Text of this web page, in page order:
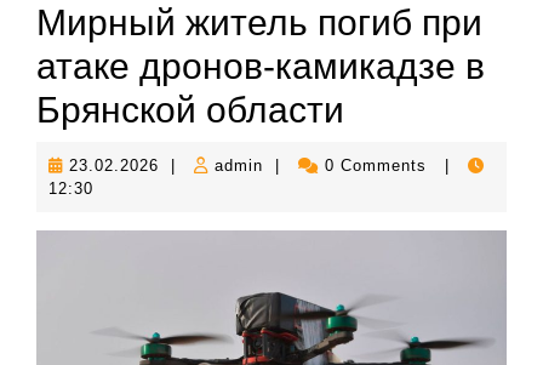
Мирный житель погиб при
атаке дронов-камикадзе в
Брянской области
23.02.2026 23.02.2026
admin admin 0 Comments
12:30